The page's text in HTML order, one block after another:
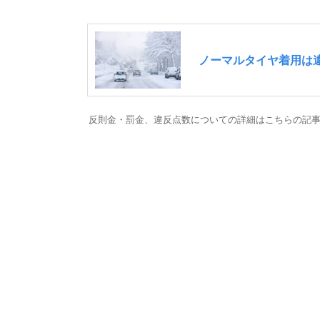
反則金・罰金、違反点数についての詳細はこちらの記